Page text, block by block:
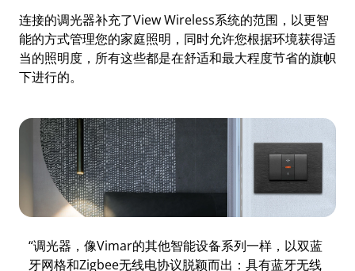
连接的调光器补充了View Wireless系统的范围，以更智
能的方式管理您的家庭照明，同时允许您根据环境获得适
当的照明度，所有这些都是在舒适和最大程度节省的旗帜
下进行的。
“调光器，像Vimar的其他智能设备系列一样，以双蓝
牙网格和Zigbee无线电协议脱颖而出：具有蓝牙无线